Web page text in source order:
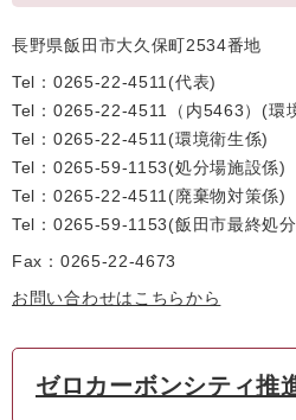
長野県飯田市大久保町2534番地
Tel：0265-22-4511
代表
Tel：0265-22-4511（内5463）
環
Tel：0265-22-4511
環境衛生係
Tel：0265-59-1153 処分場施設係
Tel：0265-22-4511
廃棄物対策係
Tel：0265-59-1153 飯田市最終処
Fax：0265-22-4673
お問い合わせはこちらから
ゼロカーボンシティ推